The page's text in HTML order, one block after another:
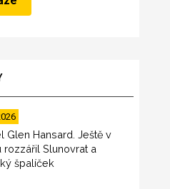
Glen Hansard. Ještě v
rozzářil Slunovrat a
špalíček